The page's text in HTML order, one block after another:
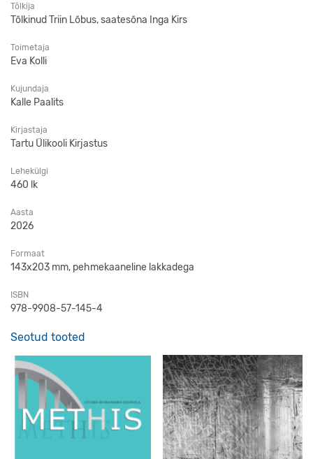
Tõlkija
Tõlkinud Triin Lõbus, saatesõna Inga Kirs
Toimetaja
Eva Kolli
Kujundaja
Kalle Paalits
Kirjastaja
Tartu Ülikooli Kirjastus
Lehekülgi
460 lk
Aasta
2026
Formaat
143x203 mm, pehmekaaneline lakkadega
ISBN
978-9908-57-145-4
Seotud tooted